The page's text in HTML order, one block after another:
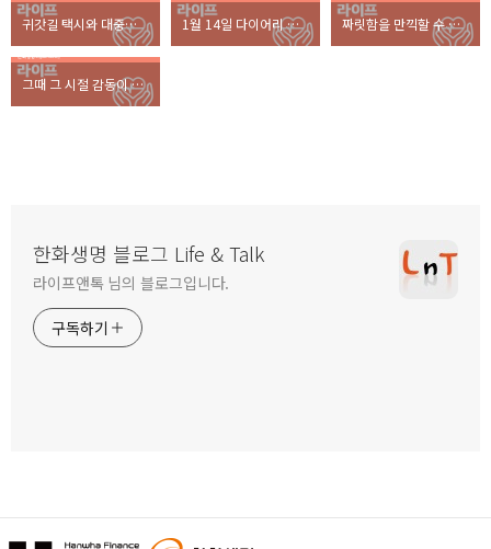
귀갓길 택시와 대중교통을 이용한다면, 꼭 알아야 할 것은? 1월 14일 다이어리 데이! 다이어리 작성 노하우 5가지 짜릿함을 만끽할 수 있는 스키장! ‘200%’ 즐기는 방법은?
그때 그 시절 감동이 그대로~! 8090 순정만화 이야기
한화생명 블로그 Life & Talk
라이프앤톡 님의 블로그입니다.
구독하기